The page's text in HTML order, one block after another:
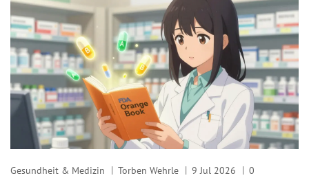
Gesundheit & Medizin Torben Wehrle 9 Jul 2026
0